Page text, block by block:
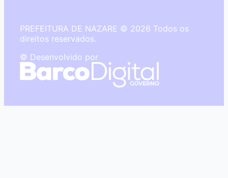
PREFEITURA DE NAZARE © 2026 Todos os
direitos reservados.
© Desenvolvido por